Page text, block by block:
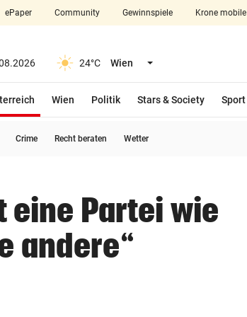
closeSchließen
arrow_right
ePaper Community Gewinnspiele Krone mobile
24°C Wien Menü aufklappen
Wien
Politik Stars & Society Sport
Crime Recht beraten Wetter
eine Partei wie
andere“